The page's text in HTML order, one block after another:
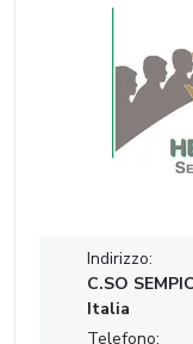
Indirizzo:
C.SO
Italia
Telefono: